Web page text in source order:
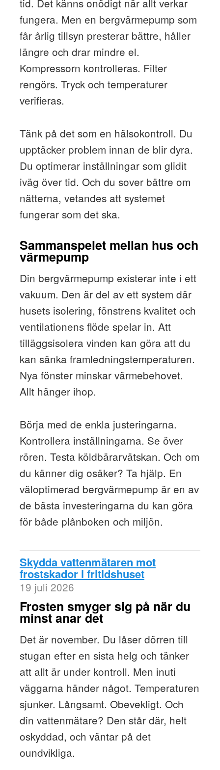
tid. Det känns onödigt när allt verkar
fungera. Men en bergvärmepump som
får årlig tillsyn presterar bättre, håller
längre och drar mindre el.
Kompressorn kontrolleras. Filter
rengörs. Tryck och temperaturer
verifieras.
Tänk på det som en hälsokontroll. Du
upptäcker problem innan de blir dyra.
Du optimerar inställningar som glidit
iväg över tid. Och du sover bättre om
nätterna, vetandes att systemet
fungerar som det ska.
Sammanspelet mellan hus och
värmepump
Din bergvärmepump existerar inte i ett
vakuum. Den är del av ett system där
husets isolering, fönstrens kvalitet och
ventilationens flöde spelar in. Att
tilläggsisolera vinden kan göra att du
kan sänka framledningstemperaturen.
Nya fönster minskar värmebehovet.
Allt hänger ihop.
Börja med de enkla justeringarna.
Kontrollera inställningarna. Se över
rören. Testa köldbärarvätskan. Och om
du känner dig osäker? Ta hjälp. En
väloptimerad bergvärmepump är en av
de bästa investeringarna du kan göra
för både plånboken och miljön.
Skydda vattenmätaren mot
frostskador i fritidshuset
19 juli 2026
Frosten smyger sig på när du
minst anar det
Det är november. Du låser dörren till
stugan efter en sista helg och tänker
att allt är under kontroll. Men inuti
väggarna händer något. Temperaturen
sjunker. Långsamt. Obevekligt. Och
din vattenmätare? Den står där, helt
oskyddad, och väntar på det
oundvikliga.